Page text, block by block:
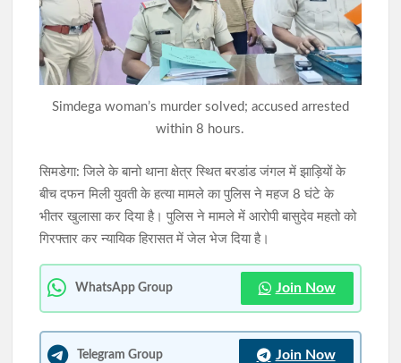
JPSC-JSSC विवाद: 10 अगस्त के विधानसभा घेराव को भाजयुमो का समर्थन,
शशांक राज बोले- छात्रों के साथ पूरी ताकत से खड़े होंगे
आदिवासी महोत्सव-2026 को लेकर प्रशासन अलर्ट, मोरहाबादी मैदान में
दंडाधिकारी-पुलिस पदाधिकारियों की संयुक्त ब्रीफिंग
Simdega woman’s murder solved; accused arrested
within 8 hours.
सिमडेगा: जिले के बानो थाना क्षेत्र स्थित बरडांड जंगल में झाड़ियों के
बीच दफन मिली युवती के हत्या मामले का पुलिस ने महज 8 घंटे के
भीतर खुलासा कर दिया है। पुलिस ने मामले में आरोपी बासुदेव महतो को
गिरफ्तार कर न्यायिक हिरासत में जेल भेज दिया है।
WhatsApp Group Join Now
Telegram Group Join Now